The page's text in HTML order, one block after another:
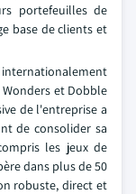
portefeuilles de
base de clients et
internationalement
et Dobble
de l'entreprise a
de consolider sa
les jeux de
dans plus de 50
robuste, direct et